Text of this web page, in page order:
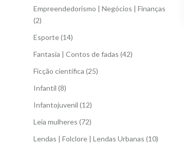
Empreendedorismo | Negócios | Finanças
(2)
Esporte(14)
Fantasia | Contos de fadas (42)
Ficção científica (25)
Infantil (8)
Infantojuvenil (12)
Leia mulheres (72)
Lendas | Folclore | Lendas Urbanas (10)